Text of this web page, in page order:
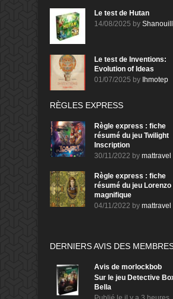
Le test de Hutan
14/08/2025 by
Le test de Inventions:
Evolution of Ideas
01/07/2025 by Ihmotep
RÈGLES EXPRESS
Règle express : fiche
résumé du jeu Twilight
Inscription
30/11/2022 by mattravel
Règle express : fiche
résumé du jeu Lorenzo
magnifique
04/11/2022 by mattravel
DERNIERS AVIS DES
Avis de morlockbob
Sur le jeu Detective
Bella